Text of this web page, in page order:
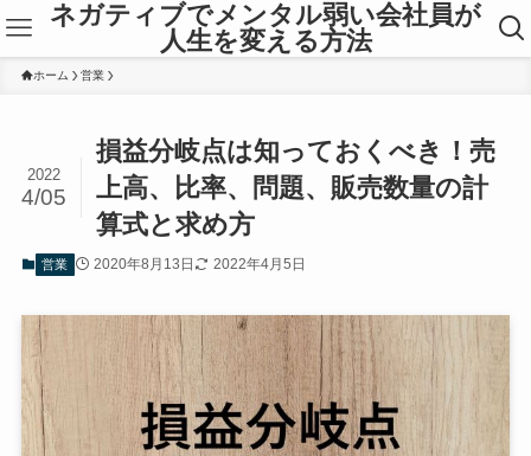
ネガティブでメンタル弱い会社員が
人生を変える方法
ホーム 営業
損益分岐点は知っておくべき！売
上高、比率、問題、販売数量の計
算式と求め方
2022
4/05
営業 2020年8月13日 2022年4月5日